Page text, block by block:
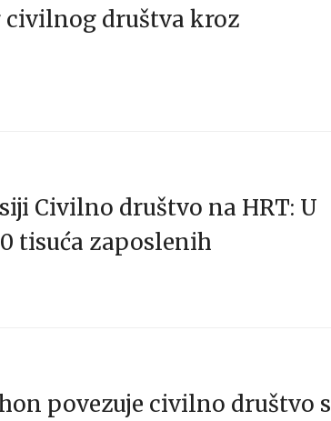
društva kroz
Civilno društvo na HRT: U
tisuća zaposlenih
povezuje civilno društvo s